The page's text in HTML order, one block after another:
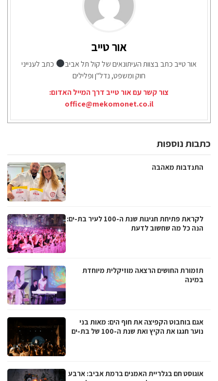
אור טייב
אור טייב כתב בצוות העיתונאים של קול תל אביב
כתב לענייני
חוק ומשפט, נדל"ן ופלילים
צור קשר עם אור טייב דרך המייל האדום:
office@mekomonet.co.il
כתבות נוספות
התנדבות מאהבה
לקראת פתיחת חגיגות שנת ה-100 לעיר בת-ים:
הנה כל מה שחשוב לדעת
תזמורת החושים הרצאה מוזיקלית מיוחדת
במינה
אגם בוחבוט הקפיצה את חוף הים: מאות בני
נוער חגגו את הקיץ ואת שנת ה-100 של בת-ים
אוגוסט חם בגלריית האמנים ברמת אביב: ארבע